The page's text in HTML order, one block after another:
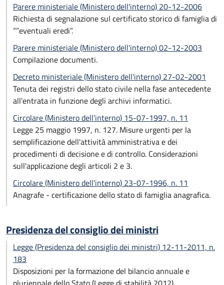
Parere ministeriale (Ministero dell'interno) 20-12-2006
Richiesta di segnalazione sul certificato storico di famiglia di
“”eventuali eredi”.
Parere ministeriale (Ministero dell'interno) 02-12-2003
Compilazione documenti.
Decreto ministeriale (Ministero dell'interno) 27-02-2001
Tenuta dei registri dello stato civile nella fase antecedente
all'entrata in funzione degli archivi informatici.
Circolare (Ministero dell'interno) 15-07-1997, n. 11
Legge 25 maggio 1997, n. 127. Misure urgenti per la
semplificazione dell'attività amministrativa e dei
procedimenti di decisione e di controllo. Considerazioni
sull'applicazione degli articoli 2 e 3.
Circolare (Ministero dell'interno) 23-07-1996, n. 11
Anagrafe - certificazione dello stato di famiglia anagrafica.
Presidenza del consiglio dei ministri
Legge (Presidenza del consiglio dei ministri) 12-11-2011, n.
183
Disposizioni per la formazione del bilancio annuale e